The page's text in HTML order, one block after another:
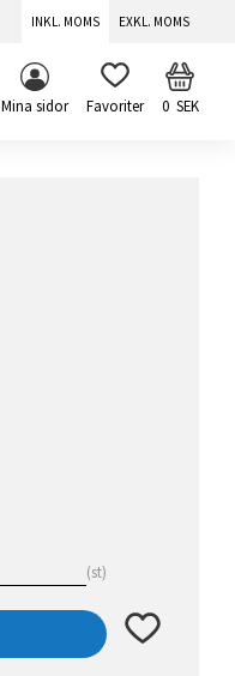
INKL. MOMS EXKL. MOMS
Mina sidor FAVORITER 0SEK
st
Lägg till i